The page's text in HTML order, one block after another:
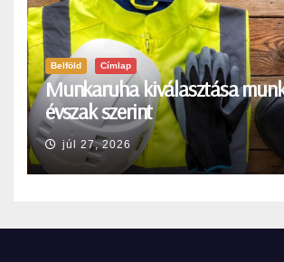
Belföld Címlap
Munkaruha kiválasztása
évszak szerint
júl 27, 2026